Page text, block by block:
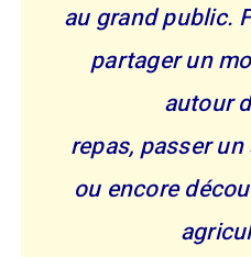
au grand public.
partager un
autour
repas, passer
ou encore